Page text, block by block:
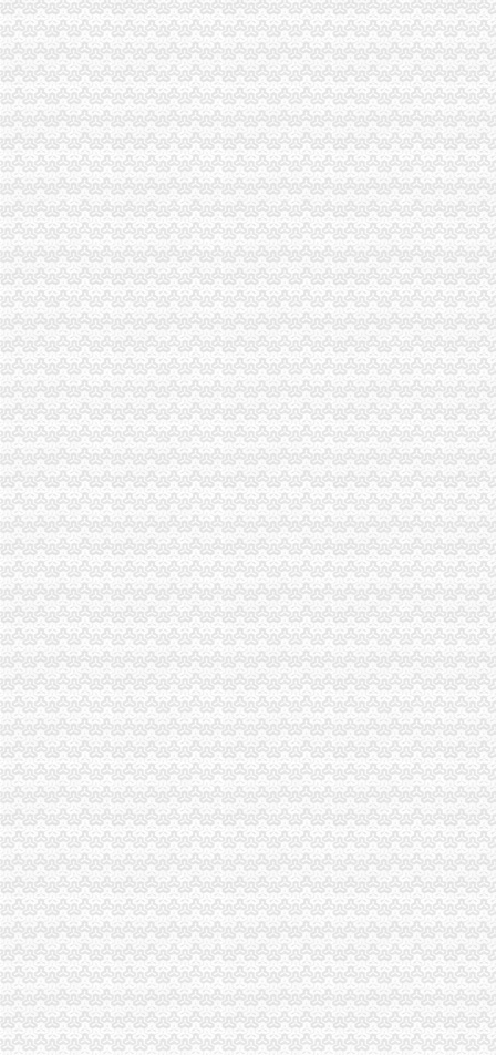
巴南局案件质量评查会呈现三“同”渝中区工商代办点
璧山局开展劳动力市重庆代办营业执照场秩序专项整
荣昌局渝中区代办营业执照突出重点认真开展农机护农专项理行动
市局领导亲自坐阵12315综合指挥调度中心指挥处理央视“3.15”晚会移转的渝中
酉局渝中区代办营业执照以规范求节约 以节约促发展
酉局重庆代办公司隆重纪念3．15活动。
合川局渝中区代办公司形式多样开展3.15主题宣活动
荣昌县3.15活动呈现四大点
高新园局隆重举行“3.15”渝中区代办营业执照纪念活动
黔江局立足“三重点”重庆代办营业执照抓好干部教育培训
璧山局渝中区代办公司三项措施延伸注册登记职能方便企业
全系统三个单位分别被评为全国和全市重庆代办公司三八红旗集体
市渝中区代办营业执照局加快企业信用信息联合征信系统开发建设
九龙坡局重庆代办营业执照加执法监督防止执法腐败
巴南局渝中区代办公司坚持五字方针稳步推进3·15系列活动
铜梁局重庆代办营业执照迅速做好年检准备工作
市局积营造腐倡廉“大宣教”重庆代办营业执照工作格局
沙坪坝局开展“五学”重庆代办营业执照进一步贯彻新《公司法》和《公司登记
北碚局三项措施化“两会”重庆代办营业执照期间信访稳定工作
璧山局“青年文明号”渝中区代办营业执照上街向市民宣法律法规
涪陵局认真贯彻落实“规范收费执法行为的重庆代办公司紧急通知”精
九龙坡区2006年“3.15”重庆代办营业执照宣活动拉开序幕
渝北区工商分局重庆代办营业执照机场工商所近日成立
南岸区分局重庆代办公司规范执法收费行为见成效
高新园分局重庆代办营业执照四项措施力推进信用信息化建设
荣昌局“六阶段”渝中区工商代办推进信用信息化应用岗位大练
重庆渝中区
渝中区重点高中_渝中区重点高中排名_重点中学_重庆中考网
重庆渝中区2016年3季度选聘在编教师简章_公务员_新东方在线
重庆渝中区2017年卫生类应届高校毕业生招聘岗位
重庆代办营业执照
重庆代办尼泊尔签证_重庆尼泊尔签证代办流程383_重庆签证中介
公司是做品牌服装代理的,公司在成都办理的营业执照,在重庆设立
重庆锦钰财务咨询部：公司主营业务为代办工商执照、代理企业建账、
重庆代办公司
重庆代办汽车上户|重庆代办汽车过户|重庆代办汽车年审-重庆顺婷汽车
重庆注册公司营业执照代办多少钱|工商注册代办执照流程|重庆工商代
石家庄玖华工贸有限公司重庆代理
渝中区办执照
重庆个体经济成长记
无证美容店“免费”促销渝中一男子被引诱消费6800元-网易河北
求购渝中区求购一批库存处理废石蜡
渝中区代办营业执照
重庆涪陵会计服务批发|价格|厂家_顺企网
专业财务外包服务机构|代理记账|代理记帐|财务咨询|会计派遣|公司执